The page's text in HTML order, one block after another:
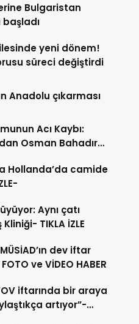
Bulgaristan
yeni dönem!
süreci değiştirdi
Anadolu çıkarması
Acı Kaybı:
Osman Bahadır
Hollanda’da camide
Aynı çatı
TIKLA İZLE
dev iftar
ve VİDEO HABER
iftarında bir araya
artıyor”-